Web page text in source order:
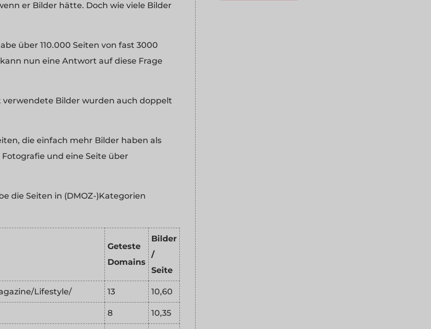
er Bilder hätte. Doch wie viele Bilder
über 110.000 Seiten von fast 3000
nun eine Antwort auf diese Frage
verwendete Bilder wurden auch doppelt
die einfach mehr Bilder haben als
und eine Seite über
die Seiten in (DMOZ-)Kategorien
Geteste
Domains
Bilder
/
Seite
Lifestyle/ 13 10,60
8 10,35